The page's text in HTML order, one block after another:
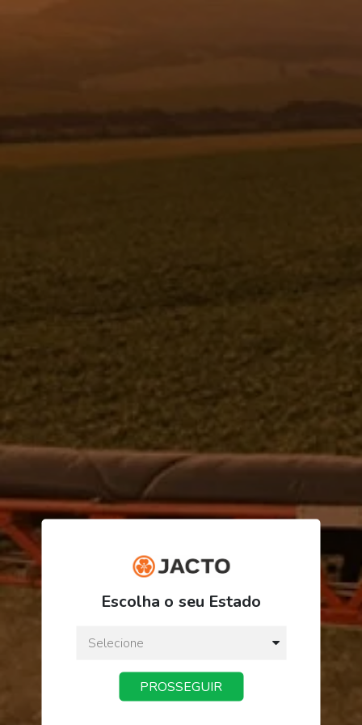
BICO DE CONEXAO P/MANGUEIRA 0
R$ 163,65
ou3xdeR$ 54,55
Preço a vista:
Escolha o seu Estado
PROSSEGUIR